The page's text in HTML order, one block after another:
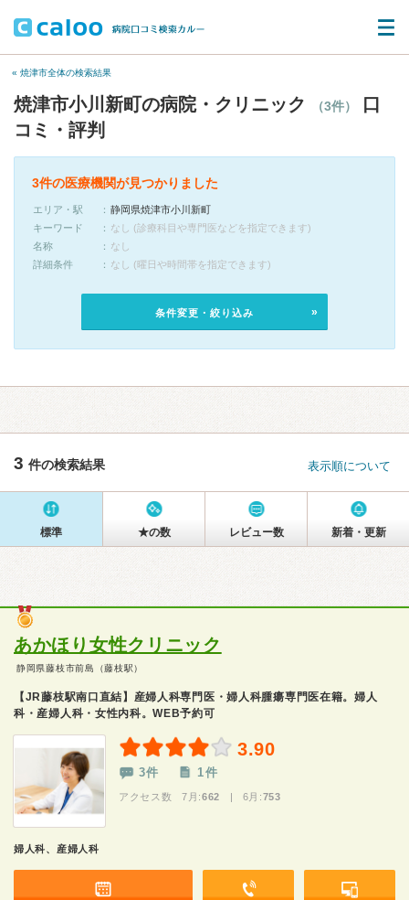
« 焼津市全体の検索結果
焼津市小川新町の病院・クリニック （3件）
口
コミ・評判
3件の医療機関が見つかりました
エリア・駅
静岡県焼津市小川新町
キーワード
なし (診療科目や専門医などを指定できます)
名称
なし
詳細条件
なし (曜日や時間帯を指定できます)
条件変更・絞り込み
3 件の検索結果 表示順について
標準 ★の数 レビュー数 新着・更新
あかほり女性クリニック
静岡県藤枝市前島（藤枝駅）
【JR藤枝駅南口直結】産婦人科専門医・婦人科腫瘍専門医在籍。婦人
科・産婦人科・女性内科。WEB予約可
3.90
3件 1件
アクセス数 7月:662 | 6月:753
婦人科、産婦人科